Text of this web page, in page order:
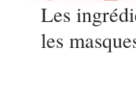
Les
les